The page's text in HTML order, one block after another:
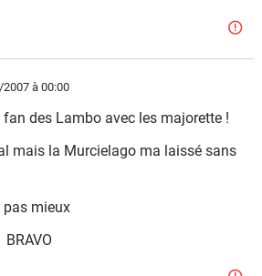
2007 à 00:00
des Lambo avec les majorette !
mais la Murcielago ma laissé sans
pas mieux